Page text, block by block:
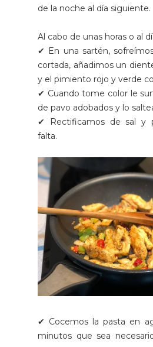
de la noche al día siguiente.
Al cabo de unas horas o al
✔ En una sartén,
cortada, añadimos un
y el pimiento rojo y verde
✔ Cuando tome color le
de pavo adobados y lo
✔ Rectificamos de sal y
falta.
✔ Cocemos la pasta en
minutos que sea